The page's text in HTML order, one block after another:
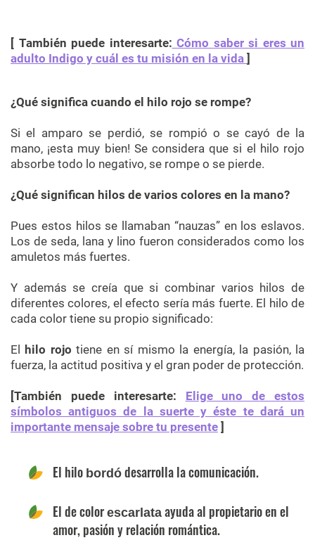
[ También puede interesarte: Cómo saber si eres un
adulto Indigo y cuál es tu misión en la vida ]
¿Qué significa cuando el hilo rojo se rompe?
Si el amparo se perdió, se rompió o se cayó de la
mano, ¡esta muy bien! Se considera que si el hilo rojo
absorbe todo lo negativo, se rompe o se pierde.
¿Qué significan hilos de varios colores en la mano?
Pues estos hilos se llamaban “nauzas” en los eslavos.
Los de seda, lana y lino fueron considerados como los
amuletos más fuertes.
Y además se creía que si combinar varios hilos de
diferentes colores, el efecto sería más fuerte. El hilo de
cada color tiene su propio significado:
El hilo rojo tiene en sí mismo la energía, la pasión, la
fuerza, la actitud positiva y el gran poder de protección.
[También puede interesarte: Elige uno de estos
símbolos antiguos de la suerte y éste te dará un
importante mensaje sobre tu presente ]
El hilo bordó desarrolla la comunicación.
El de color escarlata ayuda al propietario en el
amor, pasión y relación romántica.